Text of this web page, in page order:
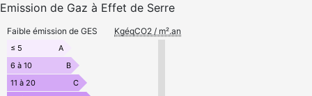
Emission de Gaz à Effet de Serre
Faible émission de GES KgéqCO2 / m².an
≤ 5
A
6 à 10
B
11 à 20
C